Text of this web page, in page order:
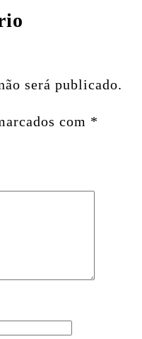
será publicado.
com *